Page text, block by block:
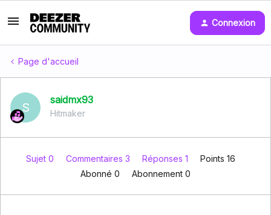
Connexion
Page d'accueil
S
saidmx93
Hitmaker
Sujet 0 Commentaires 3 Réponses 1
Points 16
Abonné 0 Abonnement 0